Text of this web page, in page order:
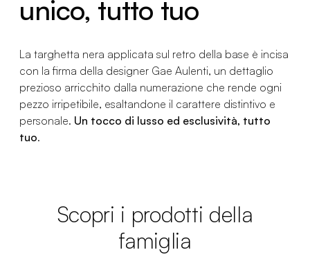
unico, tutto tuo
La targhetta nera applicata sul retro della base è incisa
con la firma della designer Gae Aulenti, un dettaglio
prezioso arricchito dalla numerazione che rende ogni
pezzo irripetibile, esaltandone il carattere distintivo e
personale. Un tocco di lusso ed esclusività, tutto
tuo.
Scopri i prodotti della
famiglia